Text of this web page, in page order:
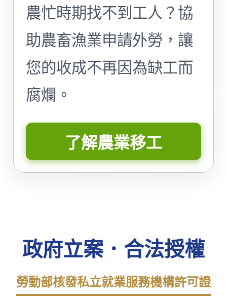
農忙時期找不到工人？協
助農畜漁業申請外勞，讓
您的收成不再因為缺工而
腐爛。
了解農業移工
政府立案．合法授權
勞動部核發私立就業服務機構許可證